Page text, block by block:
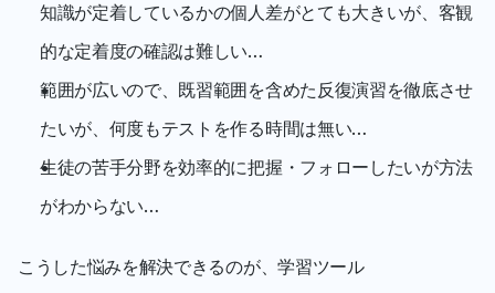
知識が定着しているかの個人差がとても大きいが、客観
的な定着度の確認は難しい…
範囲が広いので、既習範囲を含めた反復演習を徹底させ
たいが、何度もテストを作る時間は無い…
生徒の苦手分野を効率的に把握・フォローしたいが方法
がわからない…
こうした悩みを解決できるのが、学習ツール